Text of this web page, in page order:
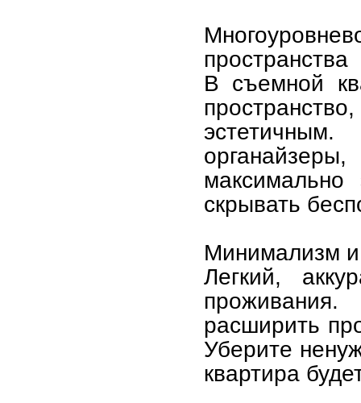
пространства
В съемной
эстетичным.
скрывать
Минимализм и
Легкий,
расширить
Уберите
квартира